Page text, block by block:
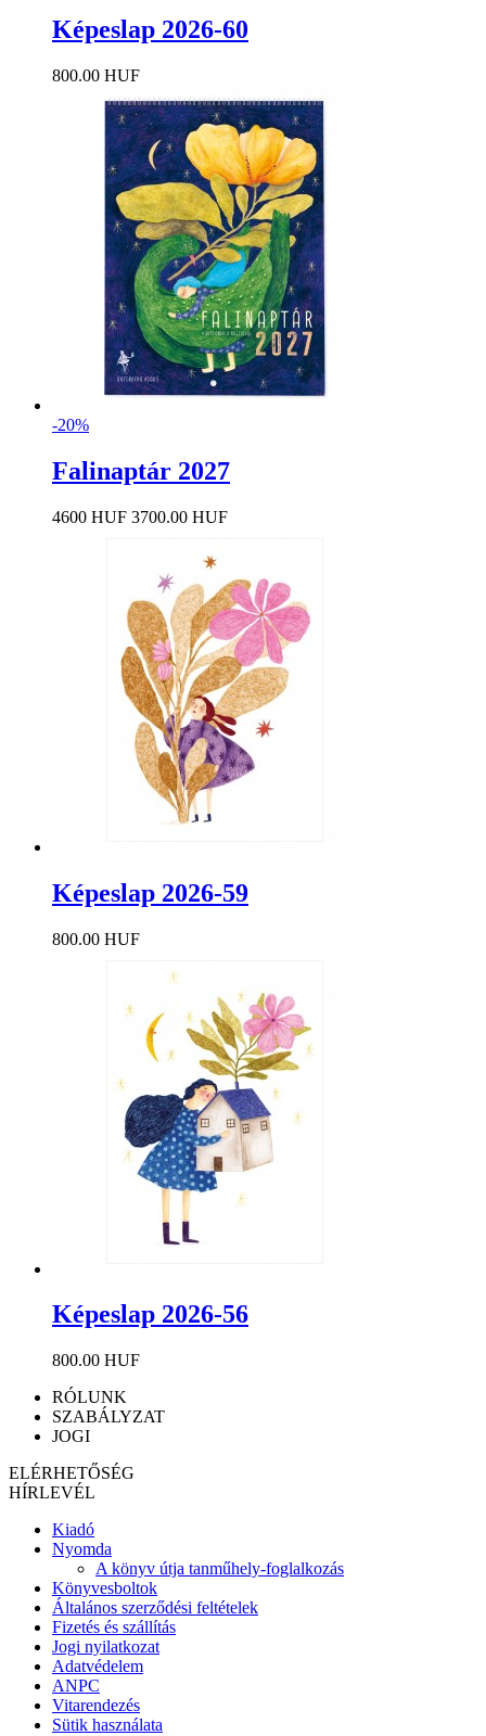
Képeslap 2026-60
800.00 HUF
-20%
Falinaptár 2027
4600 HUF 3700.00 HUF
Képeslap 2026-59
800.00 HUF
Képeslap 2026-56
800.00 HUF
RÓLUNK
SZABÁLYZAT
JOGI
ELÉRHETŐSÉG
HÍRLEVÉL
Kiadó
Nyomda
A könyv útja tanműhely-foglalkozás
Könyvesboltok
Általános szerződési feltételek
Fizetés és szállítás
Jogi nyilatkozat
Adatvédelem
ANPC
Vitarendezés
Sütik használata